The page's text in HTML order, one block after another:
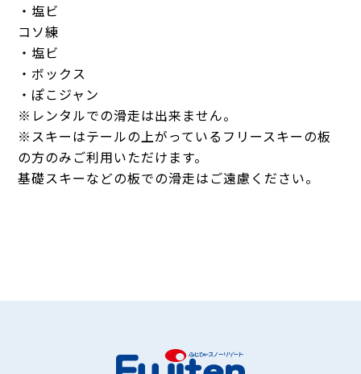
・塩ビ
コソ練
・塩ビ
・ボックス
・ぽこジャン
※レンタルでの滑走は出来ません。
※スキーはテールの上がっているフリースキーの板
の方のみご利用いただけます。
基礎スキーなどの板での滑走はご遠慮ください。